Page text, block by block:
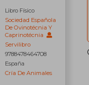
Libro Físico
Sociedad Española
De Ovinotécnia Y
Caprinotécnia
Servilibro
9788478464708
España
Cría De Animales